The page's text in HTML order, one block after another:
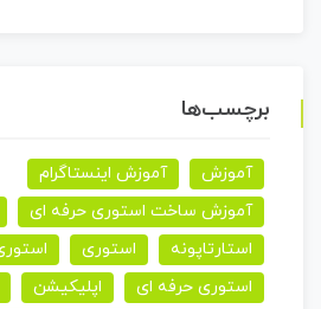
برچسب‌ها
آموزش
آموزش اینستاگرام
آموزش ساخت استوری حرفه ای
استارتاپونه
استوری
استوری حرفه ای
اپلیکیشن